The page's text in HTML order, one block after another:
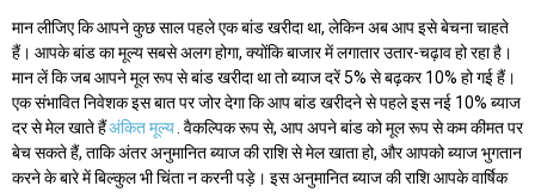
मान लीजिए कि आपने कुछ साल पहले एक बांड खरीदा था, लेकिन अब आप इसे बेचना चाहते
हैं। आपके बांड का मूल्य सबसे अलग होगा, क्योंकि बाजार में लगातार उतार-चढ़ाव हो रहा है।
मान लें कि जब आपने मूल रूप से बांड खरीदा था तो ब्याज दरें 5% से बढ़कर 10% हो गई हैं।
एक संभावित निवेशक इस बात पर जोर देगा कि आप बांड खरीदने से पहले इस नई 10% ब्याज
दर से मेल खाते हैंअंकित मूल्य . वैकल्पिक रूप से, आप अपने बांड को मूल रूप से कम कीमत पर
बेच सकते हैं, ताकि अंतर अनुमानित ब्याज की राशि से मेल खाता हो, और आपको ब्याज भुगतान
करने के बारे में बिल्कुल भी चिंता न करनी पड़े। इस अनुमानित ब्याज की राशि आपके वार्षिक